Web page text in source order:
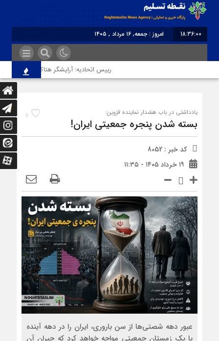
18:36:00
امروز : جمعه, ۱۶ مرداد , ۱۴۰۵
رییس اتحادیه: آرایشگر هتاک در قزوین عضو
4 یادداشتی در باب هشدار نماینده قزوین:
بسته‌ شدن پنجره جمعیتی ایران!
کد خبر : 8052
۱۹ خرداد ۱۴۰۵ - ۱۱:۳۵
عبور دهه شصتی‌ها از سن باروری، ایران را در دهه آینده
با یک زمستان جمعیتی مواجه خواهد کرد که جبران آن